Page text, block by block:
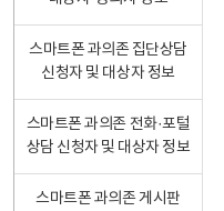
스마트폰 과의존 집단상담
신청자 및 대상자 정보
스마트폰 과의존 전화·포털
상담 신청자 및 대상자 정보
스마트폰 과의존 게시판